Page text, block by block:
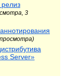
3
Server»